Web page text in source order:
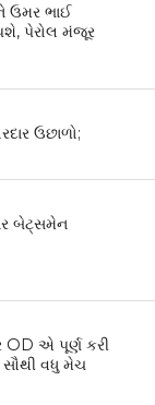
ઉમર ભાઈ
પેરોલ મંજૂર
ઉછાળો;
બેટ્સમેન
OD એ પૂર્ણ કરી
સૌથી વધુ મેચ